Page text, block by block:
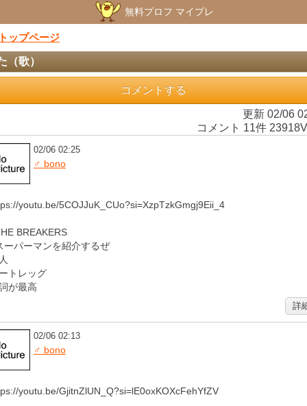
無料プロフ マイプレ
トップページ
（歌）
コメントする
更新 02/06
コメント 11件
02/06 02:25
♂ bono
youtu.be/5COJJuK_CUo?si=XzpTzkGmgj9Eii_4
BREAKERS
ーパーマンを紹介するぜ
トレッグ
が最高
詳
02/06 02:13
♂ bono
youtu.be/GjitnZlUN_Q?si=lE0oxKOXcFehYfZV